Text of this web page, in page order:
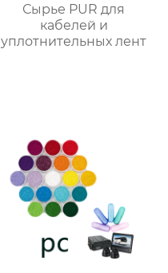
Сырье PUR для
кабелей и
уплотнительных лент